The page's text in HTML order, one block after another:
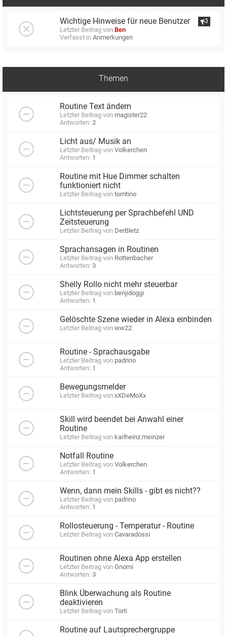
Wichtige Hinweise für neue Benutzer
Letzter Beitrag von Ben
Verfasst in Anmerkungen
Themen
Routine Text ändern
Letzter Beitrag von magister22
Antworten: 2
Licht aus/ Musik an
Letzter Beitrag von Volkerchen
Antworten: 1
Routine mit Hue Dimmer schalten
funktioniert nicht
Letzter Beitrag von tomtino
Lichtsteuerung per Sprachbefehl UND
Zeitsteuerung
Letzter Beitrag von DerBletz
Sprachansagen in Routinen
Letzter Beitrag von Rottenbacher
Antworten: 3
Shelly Rollo nicht mehr steuerbar
Letzter Beitrag von benjidoggi
Antworten: 1
Gelöschte Szene wieder in Alexa einbinden
Letzter Beitrag von ww22
Routine - Sprachausgabe
Letzter Beitrag von padrino
Antworten: 1
Bewegungsmelder
Letzter Beitrag von xXDeMoXx
Skill wird beendet bei Anwahl einer
Routine
Letzter Beitrag von karlheinz.meinzer
Notfall Routine
Letzter Beitrag von Volkerchen
Antworten: 1
Wenn, dann mein Skills - gibt es nicht??
Letzter Beitrag von padrino
Antworten: 1
Rollosteuerung - Temperatur - Routine
Letzter Beitrag von Cavaradossi
Routinen ohne Alexa App erstellen
Letzter Beitrag von Gnomi
Antworten: 3
Blink Überwachung als Routine
deaktivieren
Letzter Beitrag von Torti
Routine auf Lautsprechergruppe